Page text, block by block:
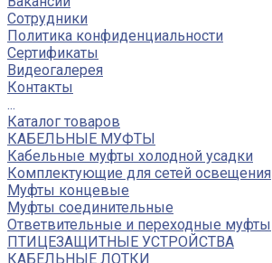
Сотрудники
Политика конфиденциальности
Сертификаты
Видеогалерея
Контакты
...
Каталог товаров
КАБЕЛЬНЫЕ МУФТЫ
Кабельные муфты холодной усадки
Комплектующие для сетей освещения
Муфты концевые
Муфты соединительные
Ответвительные и переходные муфты
ПТИЦЕЗАЩИТНЫЕ УСТРОЙСТВА
КАБЕЛЬНЫЕ ЛОТКИ